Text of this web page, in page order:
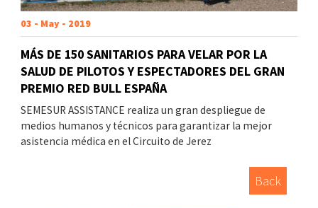
03 - May - 2019
MÁS DE 150 SANITARIOS PARA VELAR POR LA
SALUD DE PILOTOS Y ESPECTADORES DEL GRAN
PREMIO RED BULL ESPAÑA
SEMESUR ASSISTANCE realiza un gran despliegue de
medios humanos y técnicos para garantizar la mejor
asistencia médica en el Circuito de Jerez
Back